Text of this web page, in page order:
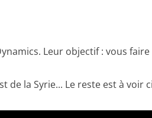
Leur objectif : vous faire
la Syrie... Le reste est à voir